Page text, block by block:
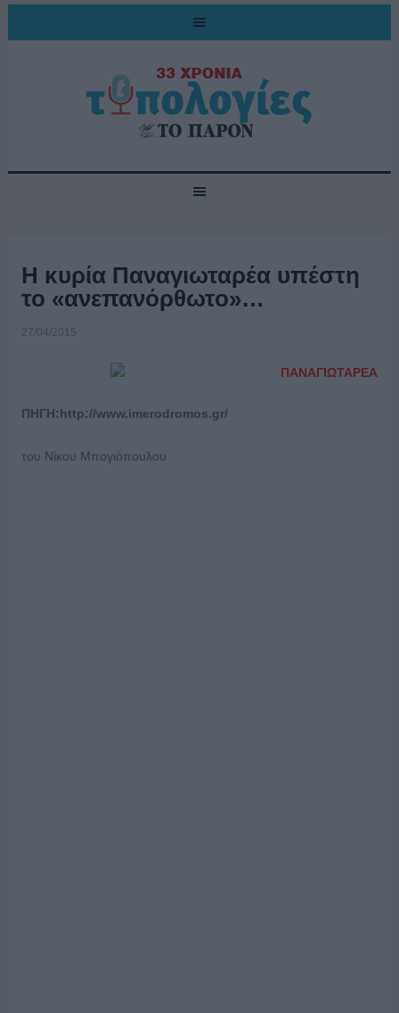
Η κυρία Παναγιωταρέα υπέστη
το «ανεπανόρθωτο»…
27/04/2015
ΠΗΓΗ:http://www.imerodromos.gr/
του Νίκου Μπογιόπουλου